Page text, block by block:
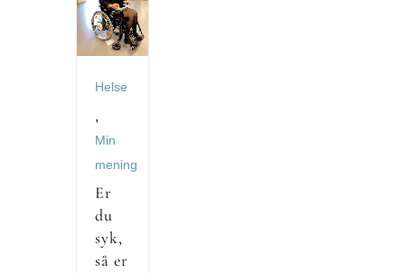
Helse
,
Min
mening
Er
du
syk,
så er